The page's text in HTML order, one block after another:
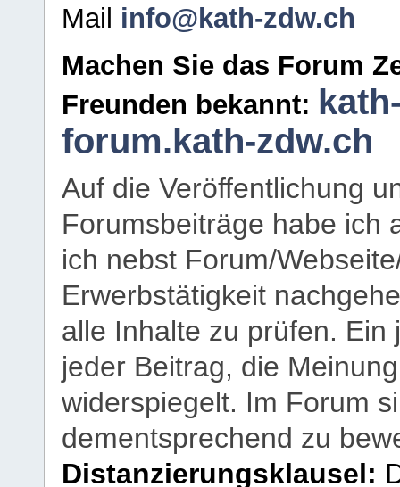
Mail info@kath-zdw.ch
Machen Sie das Forum
Freunden bekannt:
forum.kath-zdw.ch
Auf die Veröffentlichung
Forumsbeiträge habe ich
ich nebst Forum/
Erwerbstätigkeit
alle Inhalte zu prüfen.
jeder Beitrag, die
widerspiegelt. Im Forum
dementsprechend zu
Distanzierungsklausel: